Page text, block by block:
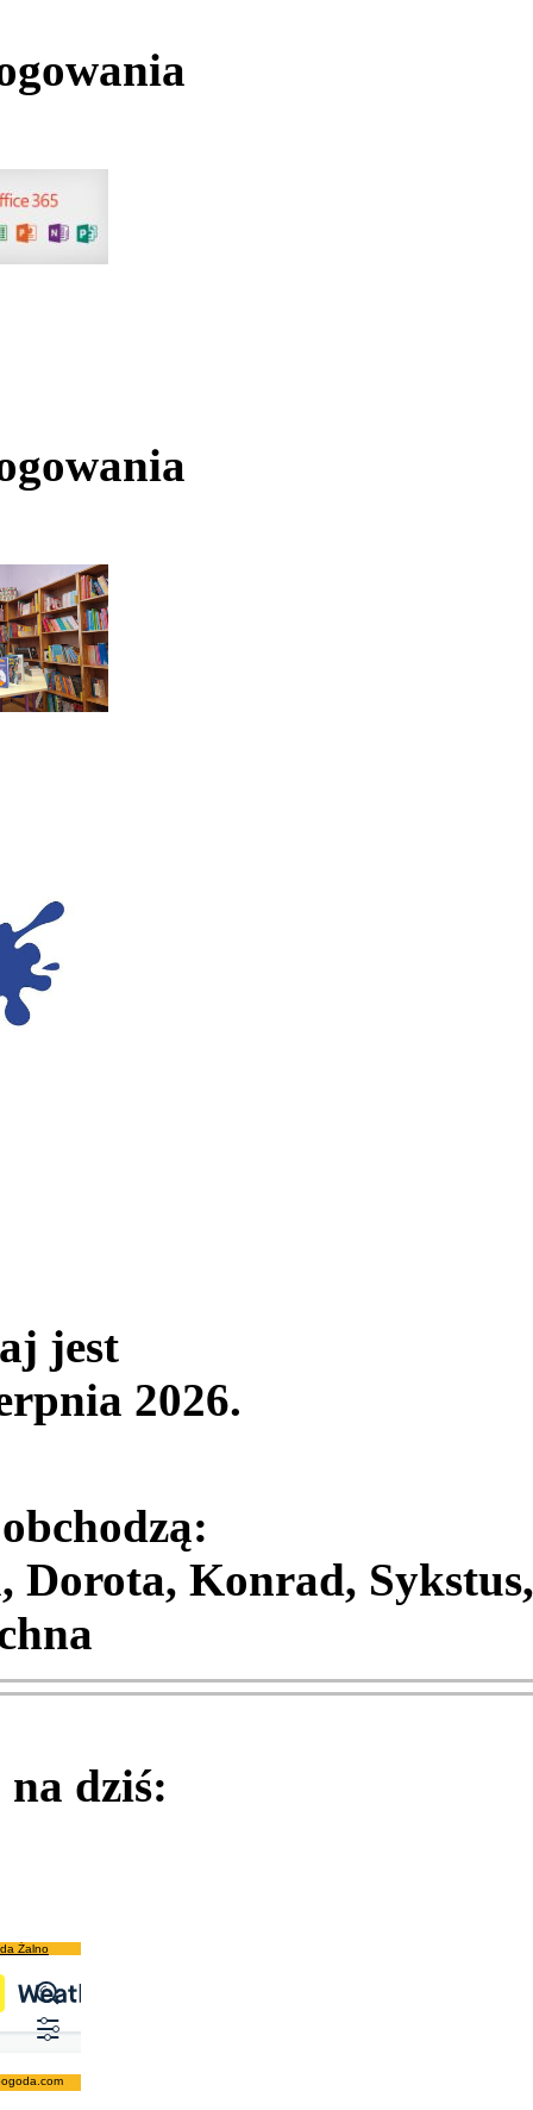
jest
2026.
Konrad, Sykstus,
na dziś:
Żalno